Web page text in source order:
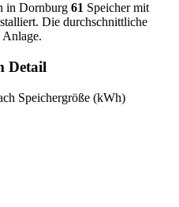
in Dornburg 61 Speicher mit
Die durchschnittliche
Anlage.
Detail
Speichergröße (kWh)